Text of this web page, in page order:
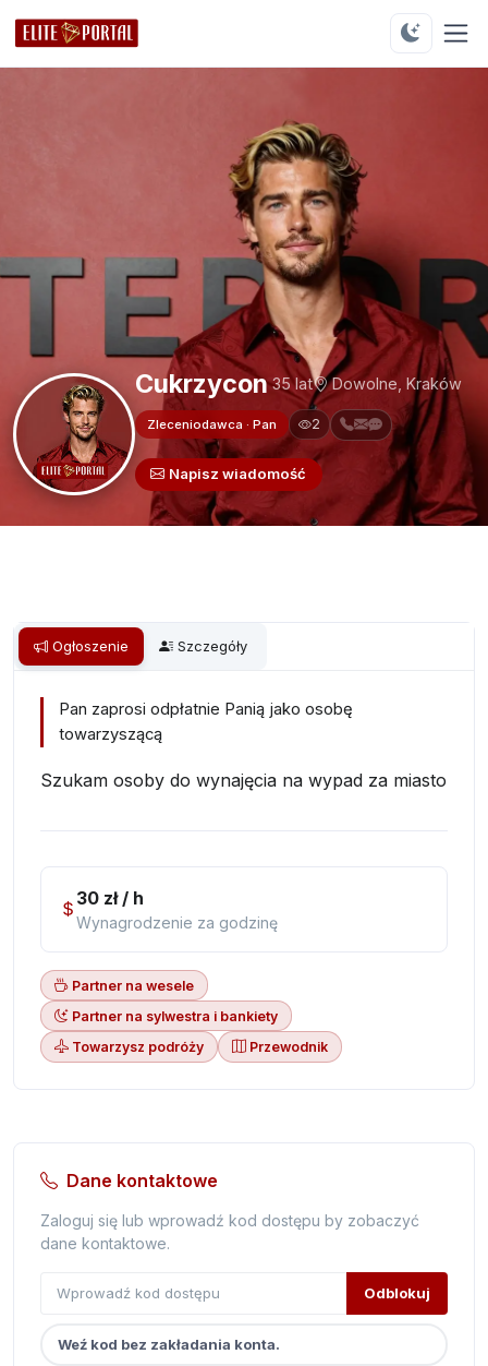
Cukrzycon 35 lat Dowolne, Kraków
Zleceniodawca · Pan 2
Napisz wiadomość
Ogłoszenie Szczegóły
Pan zaprosi odpłatnie Panią jako osobę
towarzyszącą
Szukam osoby do wynajęcia na wypad za miasto
30 zł / h
Wynagrodzenie za godzinę
Partner na wesele
Partner na sylwestra i bankiety
Towarzysz podróży
Przewodnik
Dane kontaktowe
Zaloguj się lub wprowadź kod dostępu by zobaczyć
dane kontaktowe.
Odblokuj
Weź kod bez zakładania konta.